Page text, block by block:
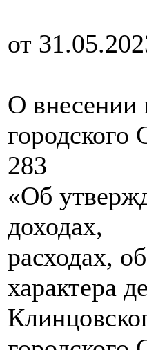
от
О внесении
283
«Об
доходах,
расходах,
характера